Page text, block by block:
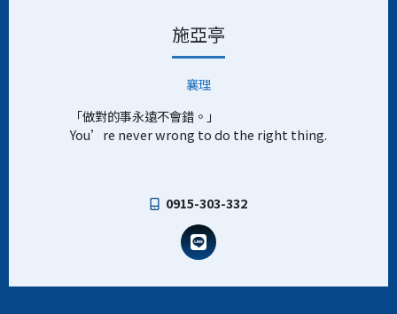
施亞亭
襄理
「做對的事永遠不會錯。」
You’re never wrong to do the right thing.
0915-303-332